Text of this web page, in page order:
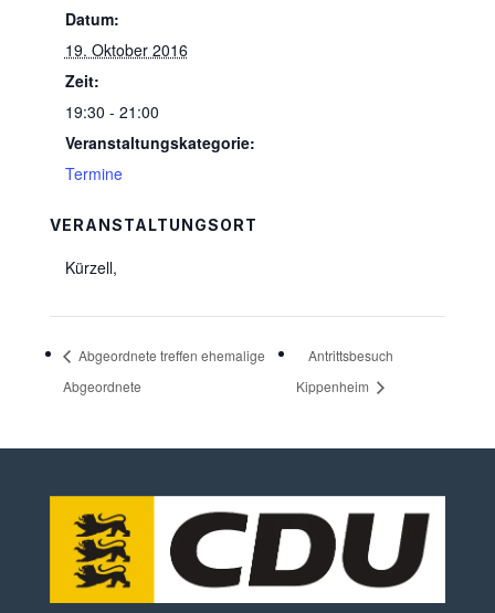
Datum:
19. Oktober 2016
Zeit:
19:30 - 21:00
Veranstaltungskategorie:
Termine
VERANSTALTUNGSORT
Kürzell,
Abgeordnete treffen ehemalige
Abgeordnete
Antrittsbesuch
Kippenheim